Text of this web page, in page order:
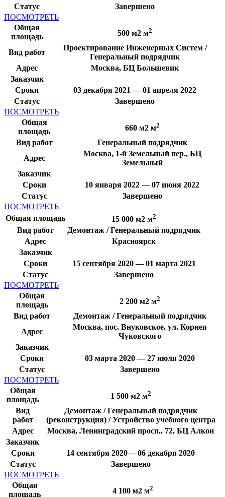
Статус
Завершено
ПОСМОТРЕТЬ
Общая
площадь
500 м2 м2
Вид работ
Проектирование Инженерных Систем /
Генеральный подрядчик
Адрес
Москва, БЦ Большевик
Заказчик
Сроки
03 декабря 2021 — 01 апреля 2022
Статус
Завершено
ПОСМОТРЕТЬ
Общая
площадь
660 м2 м2
Вид работ
Генеральный подрядчик
Адрес
Москва, 1-й Земельный пер., БЦ
Земельный
Заказчик
Сроки
10 января 2022 — 07 июня 2022
Статус
Завершено
ПОСМОТРЕТЬ
Общая площадь
15 000 м2 м2
Вид работ
Демонтаж / Генеральный подрядчик
Адрес
Красноярск
Заказчик
Сроки
15 сентября 2020 — 01 марта 2021
Статус
Завершено
ПОСМОТРЕТЬ
Общая
площадь
2 200 м2 м2
Вид работ
Демонтаж / Генеральный подрядчик
Адрес
Москва, пос. Внуковское, ул. Корнея
Чуковского
Заказчик
Сроки
03 марта 2020 — 27 июля 2020
Статус
Завершено
ПОСМОТРЕТЬ
Общая
площадь
1 500 м2 м2
Вид
работ
Демонтаж / Генеральный подрядчик
(реконструкция) / Устройство учебного центра
Адрес
Москва, Ленинградский просп., 72, БЦ Алкон
Заказчик
Сроки
14 сентября 2020— 06 декабря 2020
Статус
Завершено
ПОСМОТРЕТЬ
Общая
площадь
4 100 м2 м2